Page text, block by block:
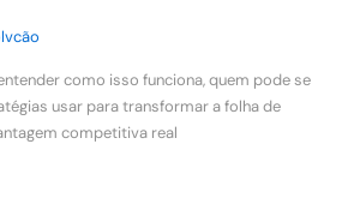
como isso funciona, quem pode se
usar para transformar a folha de
competitiva real